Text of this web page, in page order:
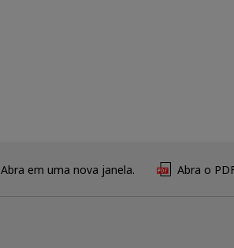
Abra em uma nova janela. Abra o